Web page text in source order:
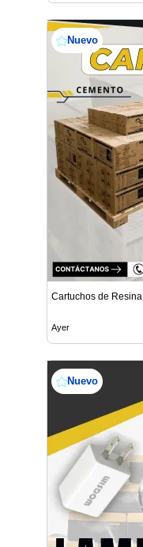
Nuevo
Cartuchos de
Ayer
Nuevo